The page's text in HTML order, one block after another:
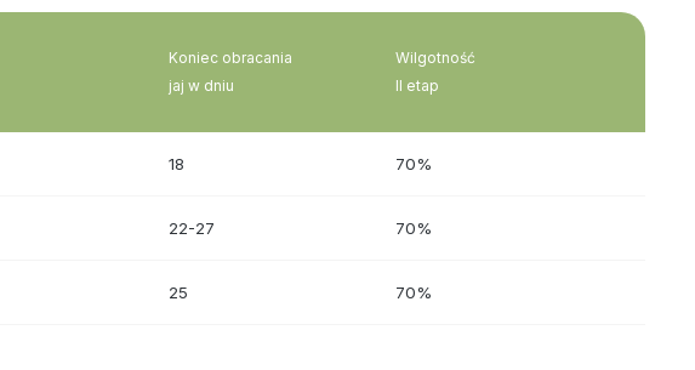
Koniec obracania
jaj w dniu
Wilgotność
II etap
18 70%
22-27 70%
25 70%